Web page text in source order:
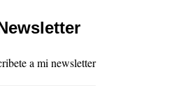
a mi newsletter